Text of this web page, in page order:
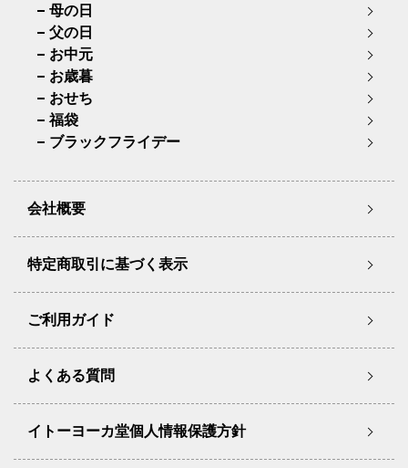
母の日
父の日
お中元
お歳暮
おせち
福袋
ブラックフライデー
会社概要
特定商取引に基づく表示
ご利用ガイド
よくある質問
イトーヨーカ堂個人情報保護方針